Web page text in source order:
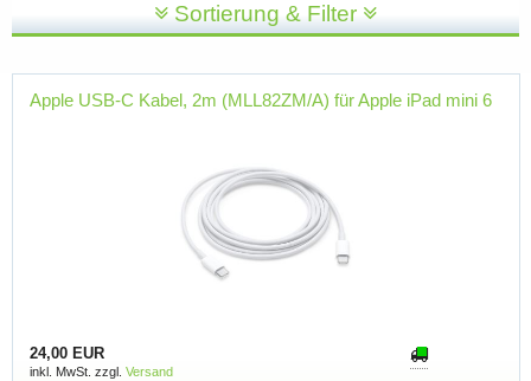
Sortierung & Filter
Apple USB-C Kabel, 2m (MLL82ZM/A) für Apple iPad mini 6
24,00 EUR
inkl. MwSt. zzgl. Versand